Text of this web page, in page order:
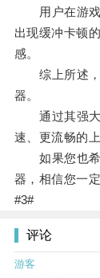
用户在游戏
出现缓冲卡顿
感。
综上所述，
器。
通过其强大
速、更流畅的上
如果您也希
器，相信您一
#3#
评论
游客